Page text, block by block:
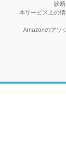
診
本サービス上の
Amazonのアソ